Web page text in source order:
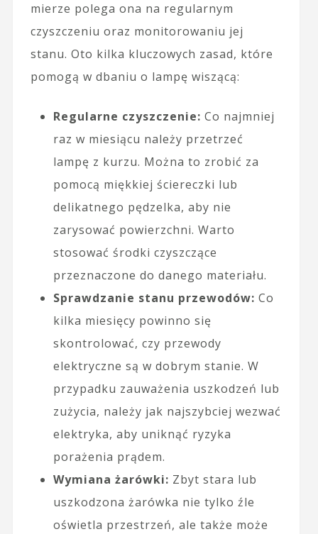
mierze polega ona na regularnym
czyszczeniu oraz monitorowaniu jej
stanu. Oto kilka kluczowych zasad, które
pomogą w dbaniu o lampę wiszącą:
Regularne czyszczenie: Co najmniej
raz w miesiącu należy przetrzeć
lampę z kurzu. Można to zrobić za
pomocą miękkiej ściereczki lub
delikatnego pędzelka, aby nie
zarysować powierzchni. Warto
stosować środki czyszczące
przeznaczone do danego materiału.
Sprawdzanie stanu przewodów: Co
kilka miesięcy powinno się
skontrolować, czy przewody
elektryczne są w dobrym stanie. W
przypadku zauważenia uszkodzeń lub
zużycia, należy jak najszybciej wezwać
elektryka, aby uniknąć ryzyka
porażenia prądem.
Wymiana żarówki: Zbyt stara lub
uszkodzona żarówka nie tylko źle
oświetla przestrzeń, ale także może